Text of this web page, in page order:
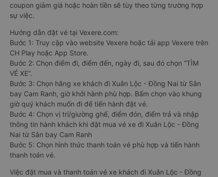
coupon giảm giá hoặc hoàn tiền sẽ tùy theo từng trường hợp
sự việc.
Hướng dẫn đặt vé tại Vexere.com:
Bước 1: Truy cập vào website Vexere hoặc tải app Vexere trên
CH Play hoặc App Store.
Bước 2: Chọn điểm đi, điểm đến, ngày đi, sau đó chọn “TÌM
VÉ XE”.
Bước 3: Chọn hãng xe khách đi Xuân Lộc - Đồng Nai từ Sân
bay Cam Ranh, giờ khởi hành phù hợp. Bấm chọn vào khung
giờ quý khách muốn đi để tiến hành đặt vé.
Bước 4: Chọn vị trí/giường ghế, điểm đón, điểm trả và nhập
thông tin hành khách khi đặt mua vé xe đi Xuân Lộc - Đồng
Nai từ Sân bay Cam Ranh
Bước 5: Chọn hình thức thanh toán vé phù hợp và tiến hành
thanh toán vé.
Việc đặt mua và thanh toán vé xe khách đi Xuân Lộc - Đồng